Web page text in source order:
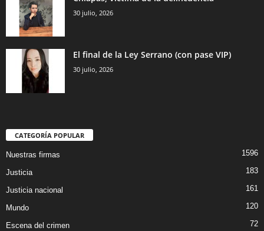
30 julio, 2026
El final de la Ley Serrano (con pase VIP)
30 julio, 2026
CATEGORÍA POPULAR
Nuestras firmas 1596
Justicia 183
Justicia nacional 161
Mundo 120
Escena del crimen 72